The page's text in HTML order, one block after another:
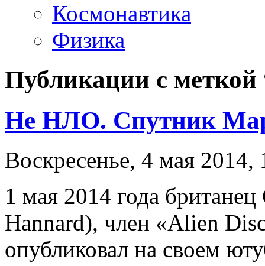
Космонавтика
Физика
Публикации с меткой
Не НЛО. Спутник
Воскресенье, 4 мая 2014,
1 мая 2014 года
Hannard), член «Alien
опубликовал на своем